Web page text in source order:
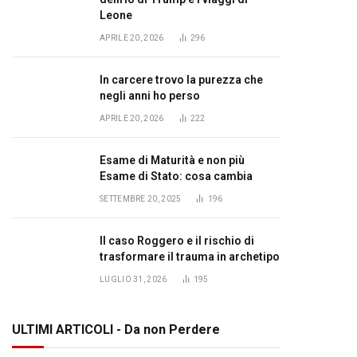
Leone
APRILE 20, 2026 296
In carcere trovo la purezza che
negli anni ho perso
APRILE 20, 2026 222
Esame di Maturità e non più
Esame di Stato: cosa cambia
SETTEMBRE 20, 2025 196
Il caso Roggero e il rischio di
trasformare il trauma in archetipo
LUGLIO 31, 2026 195
ULTIMI ARTICOLI - Da non Perdere